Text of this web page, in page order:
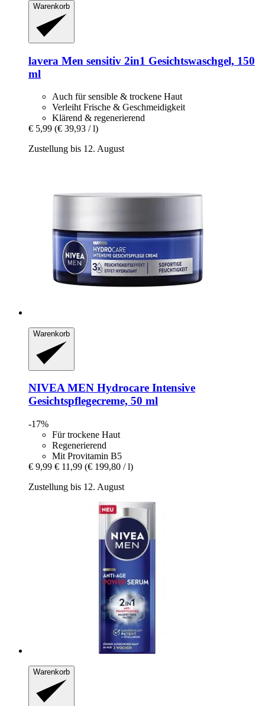
Warenkorb
lavera Men sensitiv 2in1 Gesichtswaschgel, 150
ml
Auch für sensible & trockene Haut
Verleiht Frische & Geschmeidigkeit
Klärend & regenerierend
€ 5,99 (€ 39,93 / l)
Zustellung bis 12. August
Warenkorb
NIVEAMEN Hydrocare Intensive
Gesichtspflegecreme, 50 ml
-17%
Für trockene Haut
Regenerierend
Mit Provitamin B5
€ 9,99 € 11,99 (€ 199,80 / l)
Zustellung bis 12. August
Warenkorb